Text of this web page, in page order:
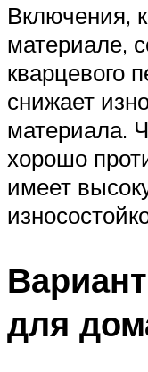
Включения,
материале,
кварцевого
снижает
материала.
хорошо
имеет
для